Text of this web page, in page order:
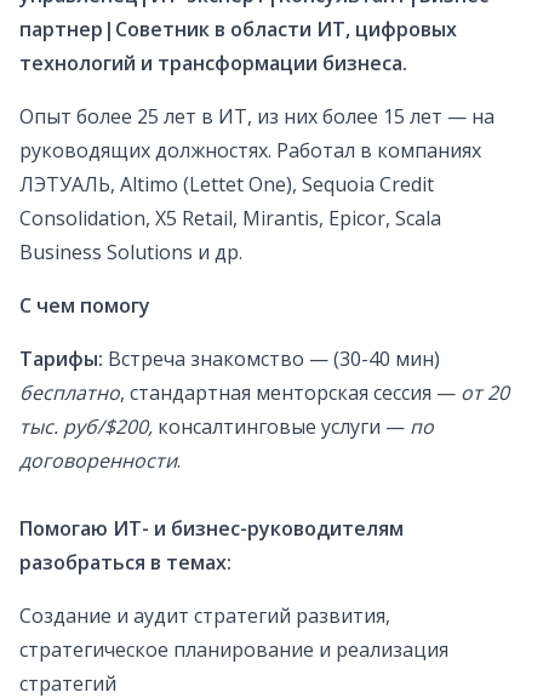
партнер|Советник в области ИТ, цифровых
технологий и трансформации бизнеса.
Опыт более 25 лет в ИТ, из них более 15 лет — на
руководящих должностях. Работал в компаниях
ЛЭТУАЛЬ, Altimo (Lettet One), Sequoia Credit
Consolidation, X5 Retail, Mirantis, Epicor, Scala
Business Solutions и др.
С чем помогу
Тарифы: Встреча знакомство — (30-40 мин)
бесплатно, стандартная менторская сессия — от 20
тыс. руб/$200, консалтинговые услуги — по
договоренности.
Помогаю ИТ- и бизнес-руководителям
разобраться в темах:
Создание и аудит стратегий развития,
стратегическое планирование и реализация
стратегий